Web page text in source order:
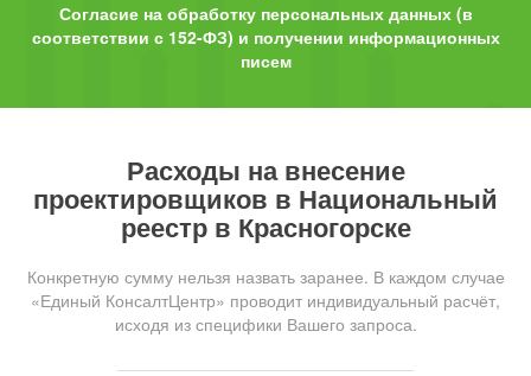
Согласие на обработку персональных данных (в
соответствии с 152-ФЗ) и получении информационных
писем
Расходы на внесение
проектировщиков в Национальный
реестр в Красногорске
Конкретную сумму нельзя назвать заранее. В каждом случае
«Единый КонсалтЦентр» проводит индивидуальный расчёт,
исходя из специфики Вашего запроса.